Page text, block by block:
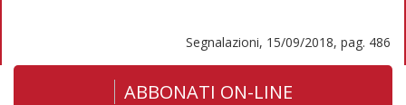
Segnalazioni, 15/09/2018, pag. 486
ABBONATI ON-LINE